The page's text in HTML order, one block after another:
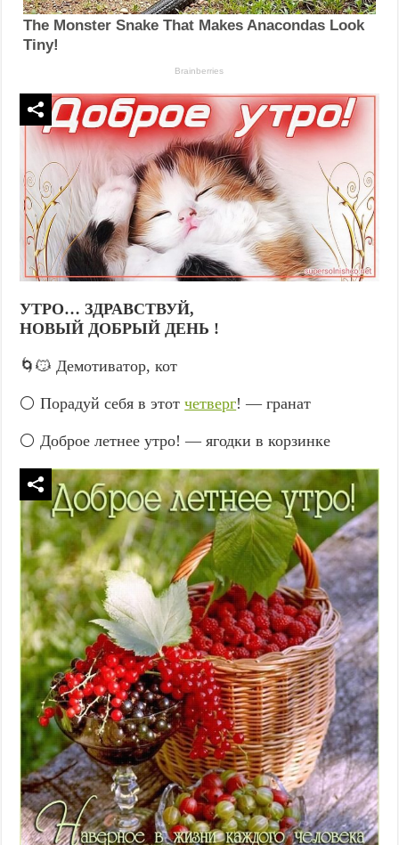
УТРО… ЗДРАВСТВУЙ,
НОВЫЙ ДОБРЫЙ ДЕНЬ !
🌀😼 Демотиватор, кот
⚪ Порадуй себя в этотчетверг! — гранат
⚪ Доброе летнее утро! — ягодки в корзинке